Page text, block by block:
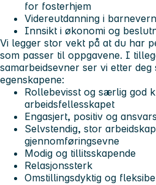
for fosterhjem
Videreutdanning i
Innsikt i økonomi og
Vi legger stor vekt på at du har
som passer til oppgavene. I
samarbeidsevner ser vi etter deg
egenskapene:
Rollebevisst og særlig god
arbeidsfellesskapet
Engasjert, positiv og
Selvstendig, stor
gjennomføringsevne
Modig og tillitsskapende
Relasjonssterk
Omstillingsdyktig og